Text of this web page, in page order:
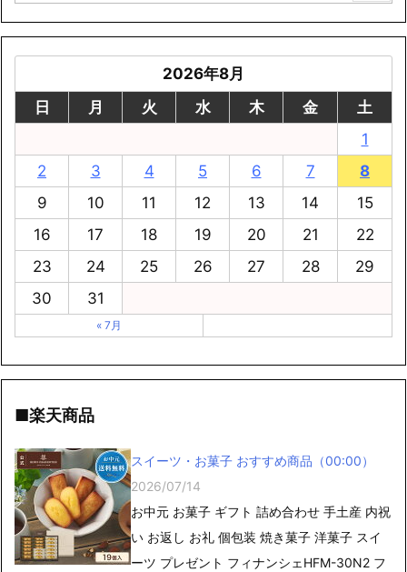
2026年8月
日
月 火 水 木 金
土
1
2
3 4 5 6 7
8
9
10 11 12 13 14
15
16
17 18 19 20 21
22
23
24 25 26 27 28
29
30
31
« 7月
■楽天商品
スイーツ・お菓子 おすすめ商品（00:00）
2026/07/14
お中元 お菓子 ギフト 詰め合わせ 手土産 内祝
い お返し お礼 個包装 焼き菓子 洋菓子 スイ
ーツ プレゼント フィナンシェHFM-30N2 フ